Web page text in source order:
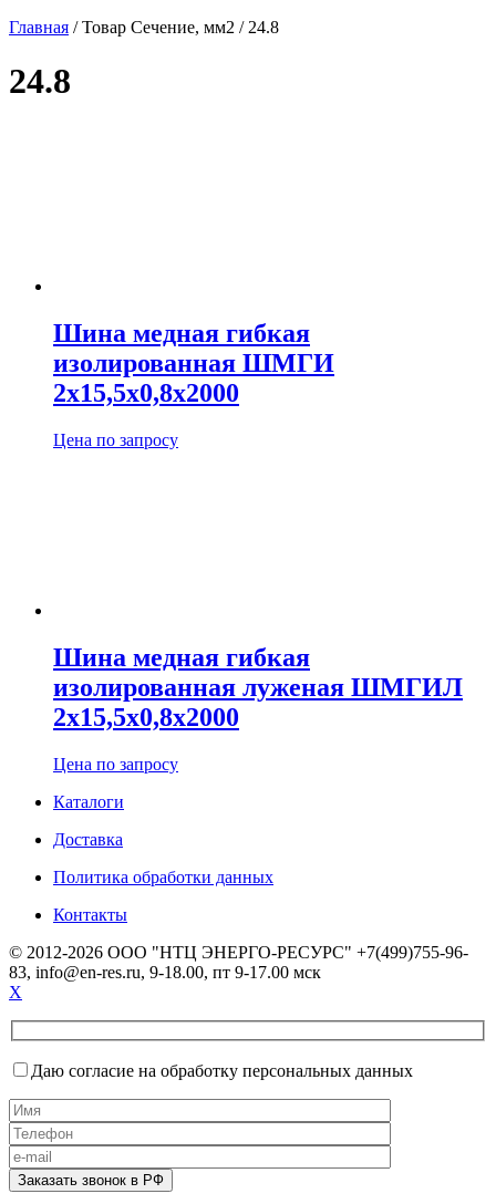
Главная / Товар Сечение, мм2 / 24.8
24.8
Шина медная гибкая
изолированная ШМГИ
2х15,5х0,8х2000
Цена по запросу
Шина медная гибкая
изолированная луженая ШМГИЛ
2х15,5х0,8х2000
Цена по запросу
Каталоги
Доставка
Политика обработки данных
Контакты
© 2012-2026 ООО "НТЦ ЭНЕРГО-РЕСУРС" +7(499)755-96-
83, info@en-res.ru, 9-18.00, пт 9-17.00 мск
X
Даю согласие на обработку персональных данных